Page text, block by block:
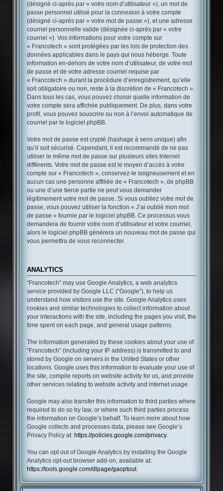
(désigné ci-après par « votre nom d’utilisateur »), un mot de
passe personnel utilisé pour la connexion à votre compte
(désigné ci-après par « votre mot de passe »), et une adresse
courriel personnelle valide (désignée ci-après par « votre
courriel »). Vos informations pour votre compte sur
« Francotech » sont protégées par les lois de protection des
données applicables dans le pays qui nous héberge. Toute
information en-dehors de votre nom d’utilisateur, de votre mot
de passe et de votre adresse courriel requise par
« Francotech » durant la procédure d’enregistrement, qu’elle
soit obligatoire ou non, reste à la discrétion de « Francotech ».
Dans tous les cas, vous pouvez choisir quelle information de
votre compte sera affichée publiquement. De plus, dans votre
profil, vous pouvez souscrire ou non à l’envoi automatique de
courriel par le logiciel phpBB.
Votre mot de passe est crypté (hashage à sens unique) afin
qu’il soit sécurisé. Cependant, il est recommandé de ne pas
utiliser le même mot de passe sur plusieurs sites Internet
différents. Votre mot de passe est le moyen d’accès à votre
compte sur « Francotech », conservez-le soigneusement et en
aucun cas une personne affiliée de « Francotech », de phpBB
ou une d’une tierce partie ne peut vous demander
légitimement votre mot de passe. Si vous oubliez votre mot de
passe, vous pouvez utiliser la fonction « J’ai oublié mon mot
de passe » fournie par le logiciel phpBB. Ce processus vous
demandera de fournir votre nom d’utilisateur et votre courriel,
alors le logiciel phpBB générera un nouveau mot de passe qui
vous permettra de vous reconnecter.
ANALYTICS
“Francotech” may use Google Analytics, a web analytics
service provided by Google LLC (“Google”), to help us
understand how visitors use the site. Google Analytics uses
cookies and similar technologies to collect information about
your interactions with the site, including the pages you visit, the
time spent on each page, and general usage patterns.
The information generated by these cookies about your use of
“Francotech” (including your IP address) is transmitted to and
stored by Google on servers in the United States or other
locations. Google uses this information to evaluate your use of
the site, compile reports on website activity for us, and provide
other services relating to website activity and internet usage.
Google may also transfer this information to third parties where
required to do so by law, or where such third parties process
the information on Google’s behalf. To learn more about how
Google collects and processes data, please see Google’s
Privacy Policy at: https://policies.google.com/privacy.
You can opt out of Google Analytics by installing the Google
Analytics opt-out browser add-on, available at:
https://tools.google.com/dlpage/gaoptout.